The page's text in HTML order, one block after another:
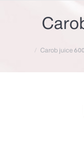
Carob juice